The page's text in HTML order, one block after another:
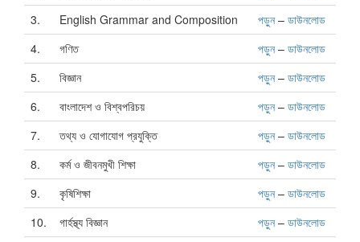
3.
English Grammar and Composition পড়ুন– ডাউনলোড
4.
গণিত পড়ুন– ডাউনলোড
5.
বিজ্ঞান পড়ুন– ডাউনলোড
6.
বাংলাদেশ ও বিশ্বপরিচয় পড়ুন– ডাউনলোড
7.
তথ্য ও যোগাযোগ প্রযুক্তি পড়ুন– ডাউনলোড
8.
কর্ম ও জীবনমুখী শিক্ষা পড়ুন– ডাউনলোড
9.
কৃষিশিক্ষা পড়ুন– ডাউনলোড
10.
গার্হস্থ্য বিজ্ঞান পড়ুন– ডাউনলোড